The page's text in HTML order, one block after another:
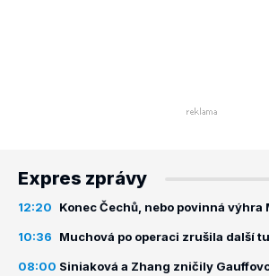
Expres zprávy
12:20 Konec Čechů, nebo povinná výhra
10:36 Muchová po operaci zrušila další
08:00 Siniaková a Zhang zničily